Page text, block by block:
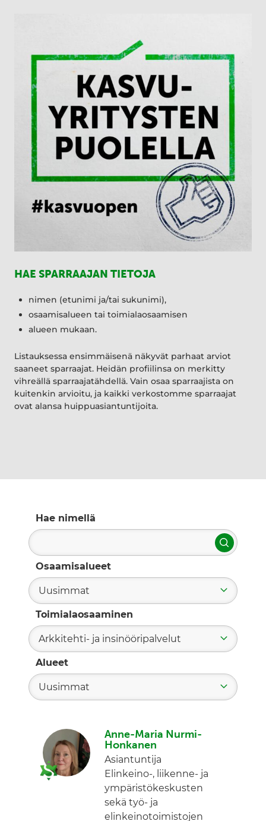
HAE SPARRAAJAN TIETOJA
nimen (etunimi ja/tai sukunimi),
osaamisalueen tai toimialaosaamisen
alueen mukaan.
Listauksessa ensimmäisenä näkyvät parhaat arviot
saaneet sparraajat. Heidän profiilinsa on merkitty
vihreällä sparraajatähdellä. Vain osaa sparraajista on
kuitenkin arvioitu, ja kaikki verkostomme sparraajat
ovat alansa huippuasiantuntijoita.
Hae nimellä
Hae
Osaamisalueet
Uusimmat
Toimialaosaaminen
Arkkitehti- ja insinööripalvelut
Alueet
Uusimmat
Anne-Maria Nurmi-
Honkanen
Asiantuntija
Elinkeino-, liikenne- ja
ympäristökeskusten
sekä työ- ja
elinkeinotoimistojen